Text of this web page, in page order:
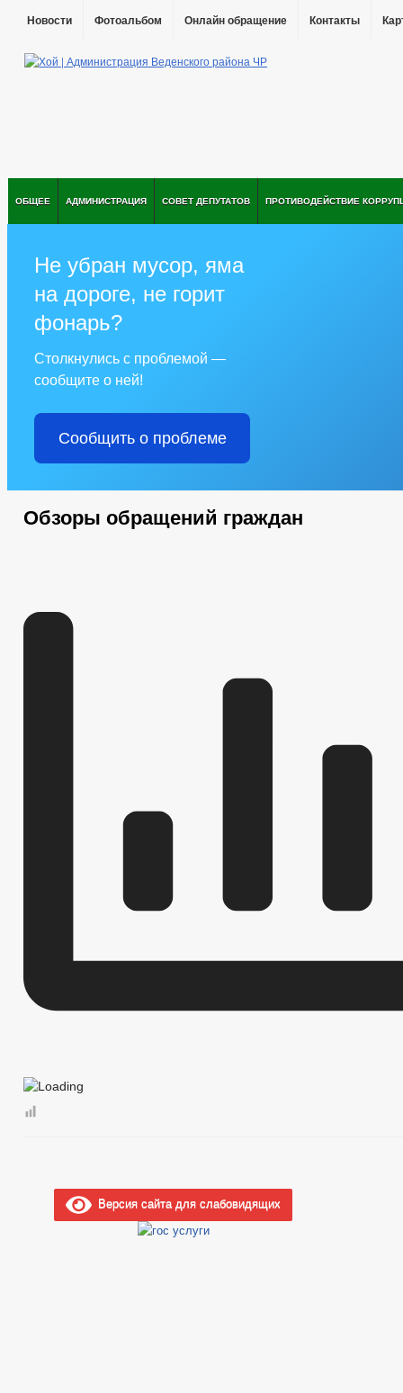
Новости Фотоальбом Онлайн обращение Контакты
ОБЩЕЕ АДМИНИСТРАЦИЯ СОВЕТ ДЕПУТАТОВ ПРОТИВОДЕЙСТВИЕ
Не убран мусор, яма
на дороге, не горит
фонарь?
Столкнулись с проблемой —
сообщите о ней!
Сообщить о проблеме
Обзоры обращений граждан
Версия сайта для слабовидящих